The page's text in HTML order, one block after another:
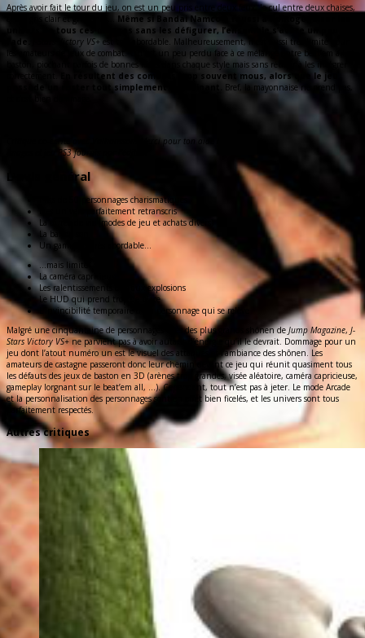
Après avoir fait le tour du jeu, on est un peu pris entre deux feux, le cul entre deux chaises,
entre gris clair et gris foncé… Même si Bandai Namco a réussi à homogénéiser les
univers de tous ces mangas sans les défigurer, l’ensemble s’avère un peu
J-Stars Victory VS+est très abordable. Malheureusement, il est aussi très limité pour
les amateurs de jeux de combat. On est un peu perdu face à ce mélange entre beat’em all et
baston, piochant parfois de bonnes idées dans chaque style mais sans réussir à les intégrer
En résultent des combats trop souvent mous, alors que le jeu
possède un roster tout simplement hallucinant.
Bref, la mayonnaise ne prend pas,
Critique co-écrite avec Vaihansson. Merci pour ton aide !
Images et jeu PS3 fournis par l’éditeur
L'avis général
Plus de 50 personnages charismatiques
Des univers parfaitement retranscris
La durée de vie (modes de jeu et achats divers)
La bande son
Un gameplay très abordable...
...mais limité
La caméra capricieuse
Les ralentissements dus aux explosions
Le HUD qui prend trop de place
L’invincibilité temporaire d’un personnage qui se relève
Malgré une cinquantaine de personnages tirés des plus grands shônen deJump Magazine, J-
Stars Victory VS+ ne parvient pas à avoir autant d’énergie qu’il le devrait. Dommage pour un
jeu dont l’atout numéro un est le visuel des attaques et l’ambiance des shônen. Les
amateurs de castagne passeront donc leur chemin devant ce jeu qui réunit quasiment tous
les défauts des jeux de baston en 3D (arènes trop grandes, visée aléatoire, caméra capricieuse,
gameplay lorgnant sur le beat’em all, ...). Cependant, tout n’est pas à jeter. Le mode Arcade
et la personnalisation des personnages sont en effet bien ficelés, et les univers sont tous
parfaitement respectés.
Autres critiques